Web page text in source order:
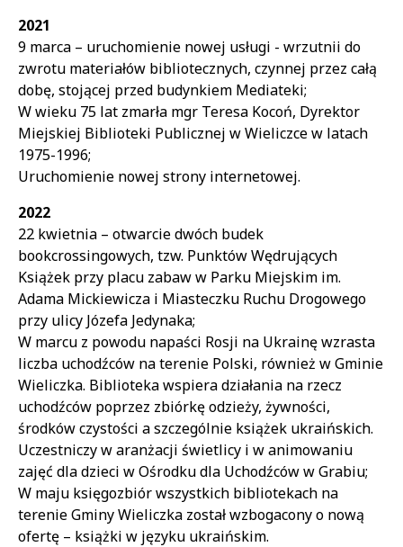
2021
9 marca – uruchomienie nowej usługi - wrzutnii do
zwrotu materiałów bibliotecznych, czynnej przez całą
dobę, stojącej przed budynkiem Mediateki;
W wieku 75 lat zmarła mgr Teresa Kocoń, Dyrektor
Miejskiej Biblioteki Publicznej w Wieliczce w latach
1975-1996;
Uruchomienie nowej strony internetowej.
2022
22 kwietnia – otwarcie dwóch budek
bookcrossingowych, tzw. Punktów Wędrujących
Książek przy placu zabaw w Parku Miejskim im.
Adama Mickiewicza i Miasteczku Ruchu Drogowego
przy ulicy Józefa Jedynaka;
W marcu z powodu napaści Rosji na Ukrainę wzrasta
liczba uchodźców na terenie Polski, również w Gminie
Wieliczka. Biblioteka wspiera działania na rzecz
uchodźców poprzez zbiórkę odzieży, żywności,
środków czystości a szczególnie książek ukraińskich.
Uczestniczy w aranżacji świetlicy i w animowaniu
zajęć dla dzieci w Ośrodku dla Uchodźców w Grabiu;
W maju księgozbiór wszystkich bibliotekach na
terenie Gminy Wieliczka został wzbogacony o nową
ofertę – książki w języku ukraińskim.